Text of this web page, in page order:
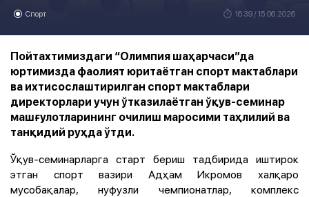
Спорт 16:39 / 15.06.2026
Пойтахтимиздаги “Олимпия шаҳарчаси”да
юртимизда фаолият юритаётган спорт мактаблари
ва ихтисослаштирилган спорт мактаблари
директорлари учун ўтказилаётган ўқув-семинар
машғулотларининг очилиш маросими таҳлилий ва
танқидий руҳда ўтди.
Ўқув-семинарларга старт бериш тадбирида иштирок
этган спорт вазири Адҳам Икромов халқаро
мусобақалар, нуфузли чемпионатлар, комплекс